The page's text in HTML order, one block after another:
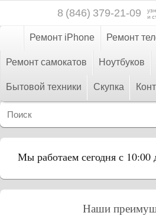
8 (846) 379-21-09 и
Ремонт iPhone Ремонт
Ремонт самокатов Ноутбуков
Бытовой техники Скупка
Мы работаем сегодня с 10:00
Наши